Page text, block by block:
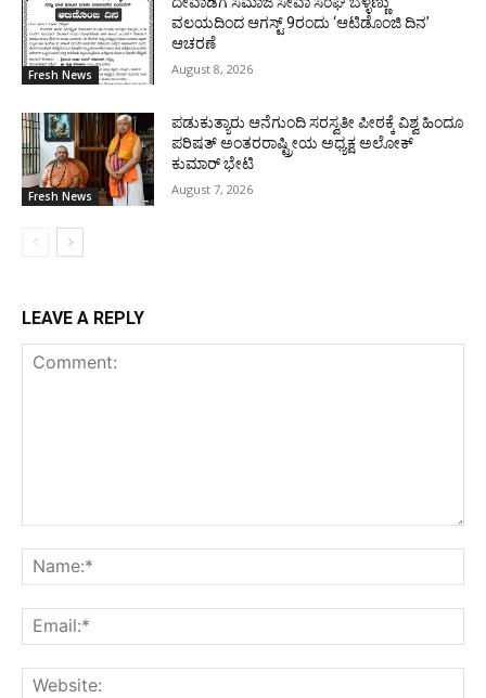
Fresh News
ವಲಯದಿಂದ ಆಗಸ್ಟ್ 9ರಂದು ‘ಆಟಿಡೊಂಜಿ ದಿನ’
ಆಚರಣೆ
August 8, 2026
Fresh News
ಪಡುಕುತ್ಯಾರು ಆನೆಗುಂದಿ ಸರಸ್ವತೀ ಪೀಠಕ್ಕೆ ವಿಶ್ವ ಹಿಂದೂ
ಪರಿಷತ್ ಅಂತರರಾಷ್ಟ್ರೀಯ ಅಧ್ಯಕ್ಷ ಅಲೋಕ್
ಕುಮಾರ್ ಭೇಟಿ
August 7, 2026
LEAVE A REPLY